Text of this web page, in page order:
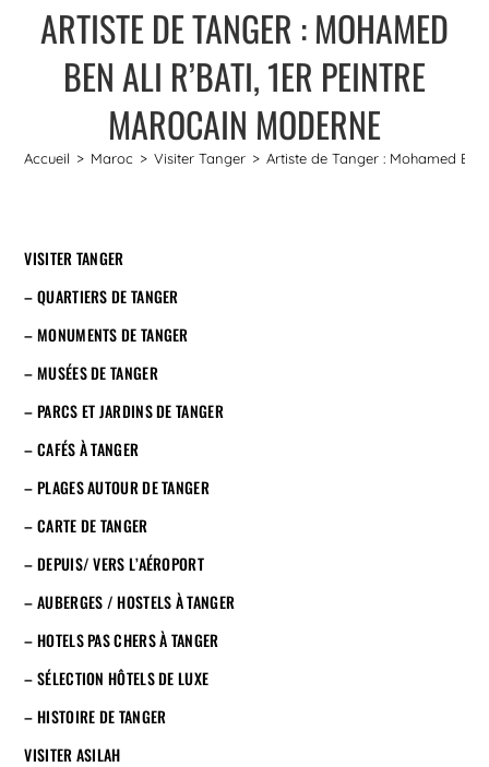
ARTISTE DE TANGER : MOHAMED
BEN ALI R’BATI, 1ER PEINTRE
MAROCAIN MODERNE
Accueil > Maroc > Visiter Tanger > Artiste de Tanger : Mohamed
VISITER TANGER
– QUARTIERS DE TANGER
– MONUMENTS DE TANGER
– MUSÉES DE TANGER
– PARCS ET JARDINS DE TANGER
– CAFÉS À TANGER
– PLAGES AUTOUR DE TANGER
– CARTE DE TANGER
– DEPUIS/ VERS L’AÉROPORT
– AUBERGES / HOSTELS À TANGER
– HOTELS PAS CHERS À TANGER
– SÉLECTION HÔTELS DE LUXE
– HISTOIRE DE TANGER
VISITER ASILAH